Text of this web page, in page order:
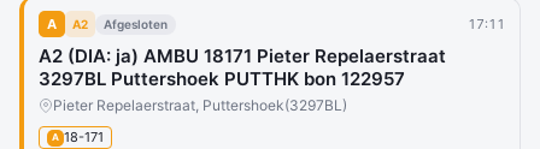
A A2 Afgesloten 17:11
A2 (DIA: ja) AMBU 18171 Pieter Repelaerstraat
3297BL Puttershoek PUTTHK bon 122957
Pieter Repelaerstraat, Puttershoek(3297BL)
A 18-171